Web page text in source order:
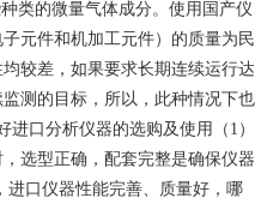
类的微量气体成分。使用国产仪
元件和机加工元件）的质量为民
较差，如果要求长期连续运行达
测的目标，所以，此种情况下也
口分析仪器的选购及使用（1）
选型正确，配套完整是确保仪器
进口仪器性能完善、质量好，哪